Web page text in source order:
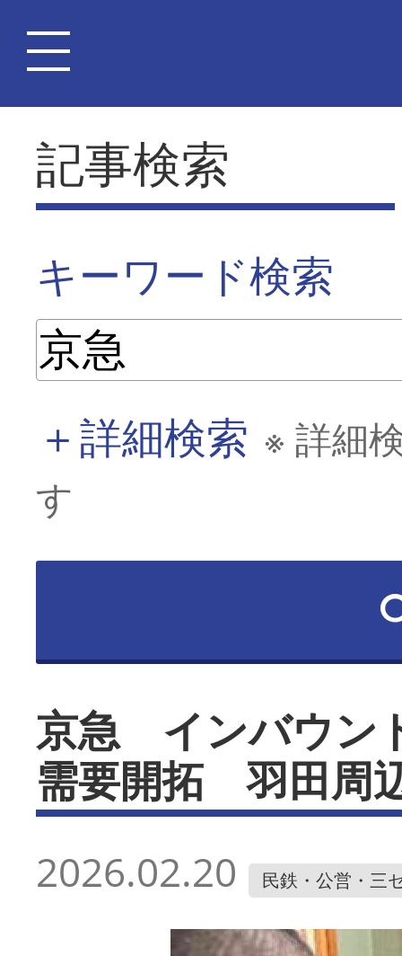
記事検索
キーワード検索
＋詳細検索 ※ 詳細
す
京急 インバウン
需要開拓 羽田周
2026.02.20 民鉄・公営・三